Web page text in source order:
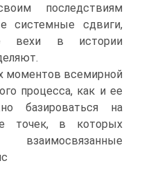
последст­виям
системные сдвиги,
вехи в истории
моментов всемирной
про­цесса, как и ее
базироваться на
точек, в которых